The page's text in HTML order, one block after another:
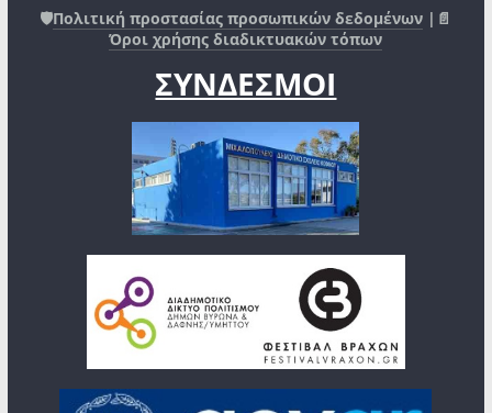
🛡️Πολιτική προστασίας προσωπικών δεδομένων |📄
Όροι χρήσης διαδικτυακών τόπων
ΣΥΝΔΕΣΜΟΙ